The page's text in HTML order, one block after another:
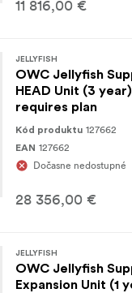
11 816,00 €
JELLYFISH
OWC Jellyfish
HEAD Unit (3
requires plan
Kód produktu 127662
EAN 127662
Dočasne nedostupné
28 356,00 €
JELLYFISH
OWC Jellyfish
Expansion Unit (1